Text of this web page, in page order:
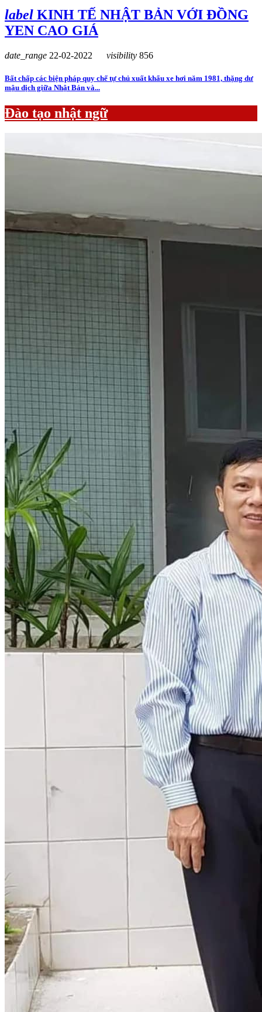
label KINH TẾ NHẬT BẢN VỚI ĐỒNG
YEN CAO GIÁ
date_range 22-02-2022 visibility 856
Bất chấp các biện pháp quy chế tự chủ xuất khẩu xe hơi năm 1981, thặng dư
mậu dịch giữa Nhật Bản và...
Đào tạo nhật ngữ